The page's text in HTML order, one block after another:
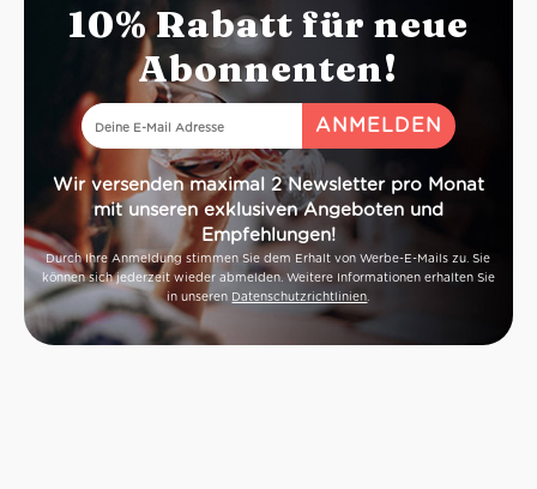
10% Rabatt für neue
Abonnenten!
Wir versenden maximal 2 Newsletter pro Monat
mit unseren exklusiven Angeboten und
Empfehlungen!
Durch Ihre Anmeldung stimmen Sie dem Erhalt von Werbe-E-Mails zu. Sie
können sich jederzeit wieder abmelden. Weitere Informationen erhalten Sie
in unseren Datenschutzrichtlinien